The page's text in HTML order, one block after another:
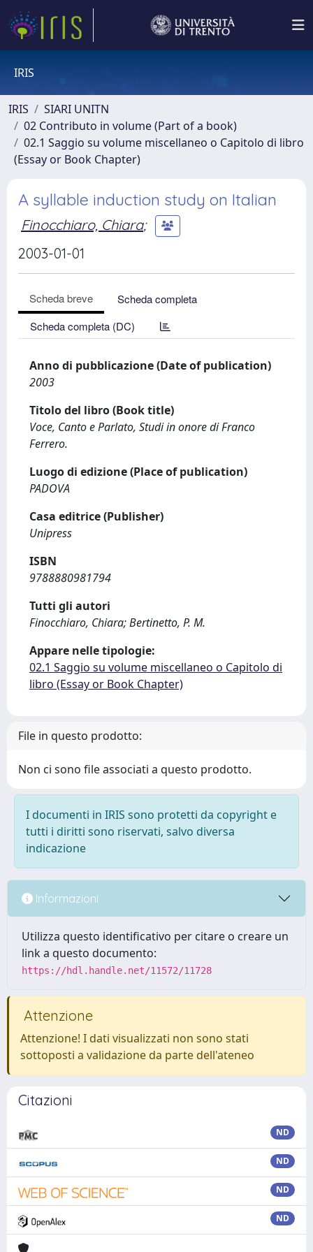
IRIS
IRIS
SIARI UNITN
02 Contributo in volume (Part of a book)
02.1 Saggio su volume miscellaneo o Capitolo di libro
(Essay or Book Chapter)
A syllable induction study on Italian
Finocchiaro, Chiara;
2003-01-01
Scheda breve
Scheda completa
Scheda completa (DC)
Anno di pubblicazione (Date of publication)
2003
Titolo del libro (Book title)
Voce, Canto e Parlato, Studi in onore di Franco
Ferrero.
Luogo di edizione (Place of publication)
PADOVA
Casa editrice (Publisher)
Unipress
ISBN
9788880981794
Tutti gli autori
Finocchiaro, Chiara; Bertinetto, P. M.
Appare nelle tipologie:
02.1 Saggio su volume miscellaneo o Capitolo di
libro (Essay or Book Chapter)
File in questo prodotto:
Non ci sono file associati a questo prodotto.
I documenti in IRIS sono protetti da copyright e
tutti i diritti sono riservati, salvo diversa
indicazione
Informazioni
Utilizza questo identificativo per citare o creare un
link a questo documento:
https://hdl.handle.net/11572/11728
Attenzione
Attenzione! I dati visualizzati non sono stati
sottoposti a validazione da parte dell'ateneo
Citazioni
ND
ND
ND
ND